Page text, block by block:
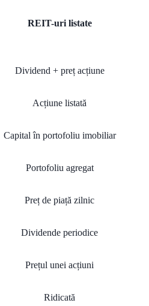
REIT-uri listate
Dividend + preț acțiune
Acțiune listată
Capital în portofoliu imobiliar
Portofoliu agregat
Preț de piață zilnic
Dividende periodice
Prețul unei acțiuni
Ridicată